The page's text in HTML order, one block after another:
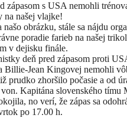
zápasom s USA nemohli
na našej vlajke!
obrázku, stále sa nájdu
poradie farieb na našej
v dejisku finále.
deň pred zápasom proti
Billie-Jean Kingovej nemohli
prudko zhoršilo počasie a od
Kapitána slovenského tímu
no verí, že zápas sa
po 17.00 h.